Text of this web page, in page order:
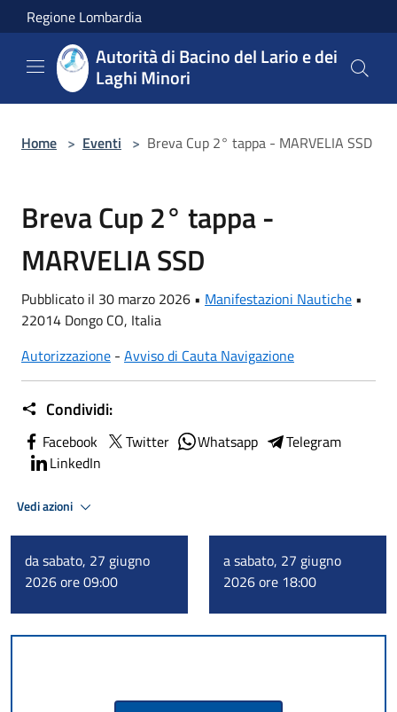
Salta al contenuto principale
Regione Lombardia
Autorità di Bacino del Lario e dei
Laghi Minori
Home > Eventi > Breva Cup 2° tappa - MARVELIA SSD
Breva Cup 2° tappa -
MARVELIA SSD
Pubblicato il 30 marzo 2026 • Manifestazioni Nautiche •
22014 Dongo CO, Italia
Autorizzazione - Avviso di Cauta Navigazione
Condividi:
Facebook Twitter Whatsapp
Telegram
LinkedIn
Vedi azioni
da sabato, 27 giugno
2026 ore 09:00
a sabato, 27 giugno
2026 ore 18:00